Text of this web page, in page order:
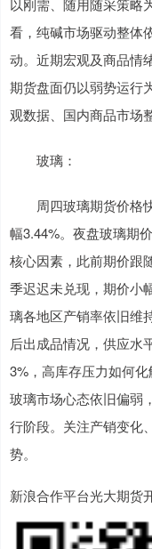
以刚需、随用随采策略
看，纯碱市场驱动整体
动。近期宏观及商品情
期货盘面仍以弱势运行
观数据、国内商品市场
玻璃：
周四玻璃期货价格快
幅3.44%。夜盘玻璃期
核心因素，此前期价跟
季迟迟未兑现，期价小
璃各地区产销率依旧维
后出成品情况，供应水
3%，高库存压力如何
玻璃市场心态依旧偏弱
行阶段。关注产销变化
势。
新浪合作平台光大期货